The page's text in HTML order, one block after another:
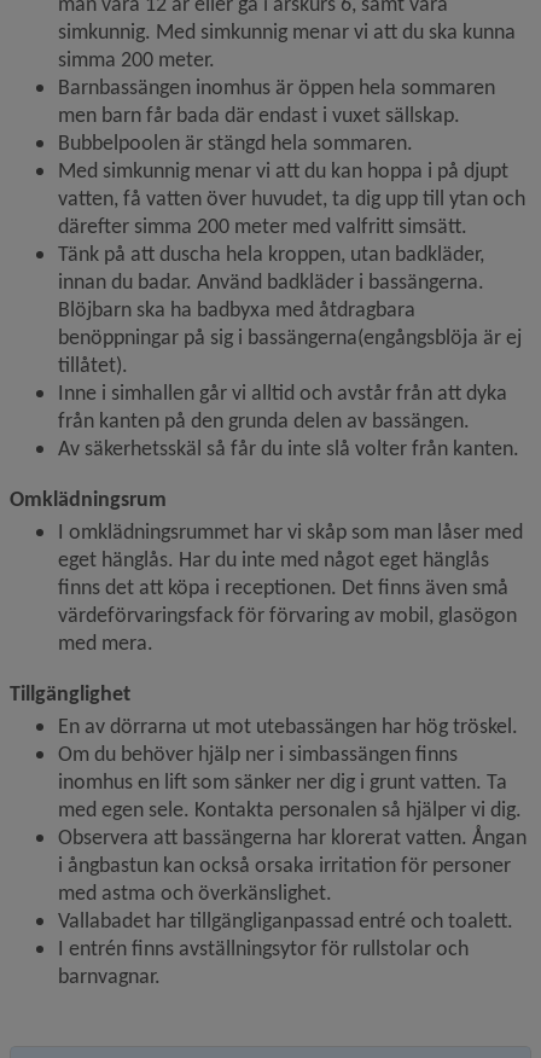
simkunnig. Med simkunnig menar vi att du ska kunna
simma 200 meter.
Barnbassängen inomhus är öppen hela sommaren
men barn får bada där endast i vuxet sällskap.
Bubbelpoolen är stängd hela sommaren.
Med simkunnig menar vi att du kan hoppa i på djupt
vatten, få vatten över huvudet, ta dig upp till ytan och
därefter simma 200 meter med valfritt simsätt.
Tänk på att duscha hela kroppen, utan badkläder,
innan du badar. Använd badkläder i bassängerna.
Blöjbarn ska ha badbyxa med åtdragbara
benöppningar på sig i bassängerna(engångsblöja är ej
tillåtet).
Inne i simhallen går vi alltid och avstår från att dyka
från kanten på den grunda delen av bassängen.
Av säkerhetsskäl så får du inte slå volter från kanten.
Omklädningsrum
I omklädningsrummet har vi skåp som man låser med
eget hänglås. Har du inte med något eget hänglås
finns det att köpa i receptionen. Det finns även små
värdeförvaringsfack för förvaring av mobil, glasögon
med mera.
Tillgänglighet
En av dörrarna ut mot utebassängen har hög tröskel.
Om du behöver hjälp ner i simbassängen finns
inomhus en lift som sänker ner dig i grunt vatten. Ta
med egen sele. Kontakta personalen så hjälper vi dig.
Observera att bassängerna har klorerat vatten. Ångan
i ångbastun kan också orsaka irritation för personer
med astma och överkänslighet.
Vallabadet har tillgängliganpassad entré och toalett.
I entrén finns avställningsytor för rullstolar och
barnvagnar.